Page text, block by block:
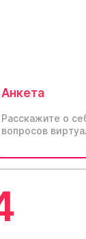
Анкета
Расскажите о
вопросов